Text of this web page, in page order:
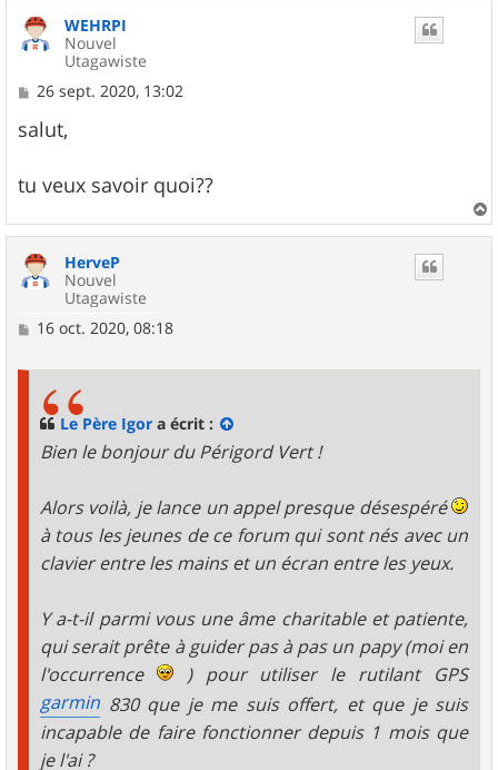
WEHRPI
Nouvel
Utagawiste
M
s
s
g
e
26 sept. 2020, 13:02
salut,
tu veux savoir quoi??
a
HerveP
Nouvel
Utagawiste
M16 oct. 2020, 08:18
Le Père Igor a écrit :
Bien le bonjour du Périgord Vert !
Alors voilà, je lance un appel presque désespéré
à tous les jeunes de ce forum qui sont nés avec un
clavier entre les mains et un écran entre les yeux.
Y a-t-il parmi vous une âme charitable et patiente,
qui serait prête à guider pas à pas un papy (moi en
l'occurrence
) pour utiliser le rutilant GPS
garmin 830 que je me suis offert, et que je suis
incapable de faire fonctionner depuis 1 mois que
je l'ai ?